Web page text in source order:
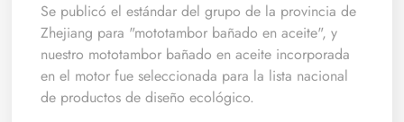
Se publicó el estándar del grupo de la provincia de
Zhejiang para "mototambor bañado en aceite", y
nuestro mototambor bañado en aceite incorporada
en el motor fue seleccionada para la lista nacional
de productos de diseño ecológico.